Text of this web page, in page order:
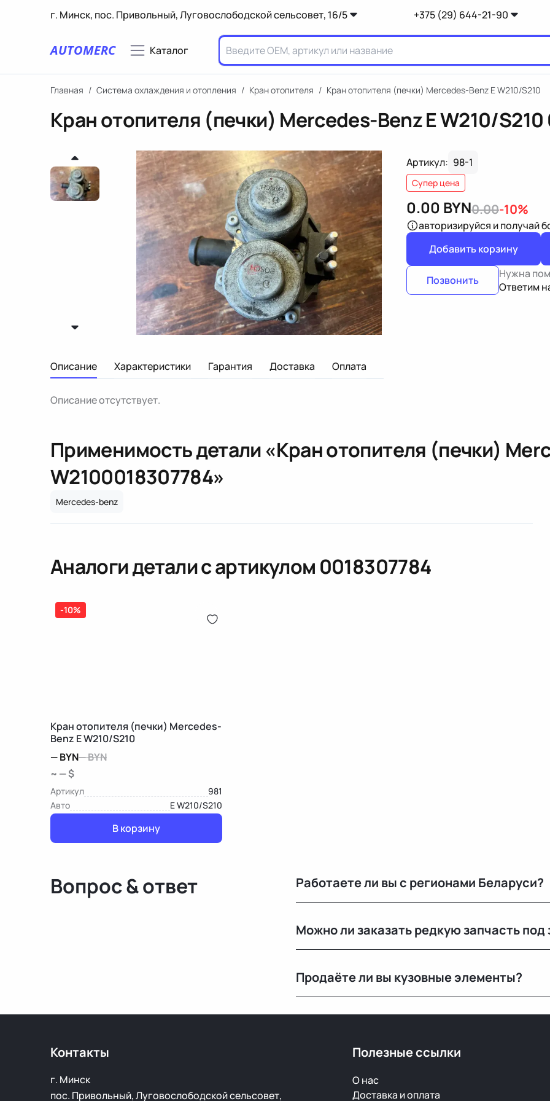
г. Минск, пос. Привольный, Луговослободской сельсовет, 16/5 +375 (29) 644-21-90
AUTOMERC Каталог
Главная / Система охлаждения и отопления / Кран отопителя / Кран отопителя (печки) Mercedes-Benz E W210/S210
Кран отопителя (печки) Mercedes-Benz E W210/S210
Артикул: 98-1
Супер цена
0.00 BYN0.00-10%
авторизируйся и получай
Добавить корзину
Позвонить
Нужна
Ответим
Описание Характеристики Гарантия Доставка Оплата
Описание отсутствует.
Применимость детали «Кран отопителя (печки)
W2100018307784»
Mercedes-benz
Аналоги детали с артикулом 0018307784
-10%
Кран отопителя (печки) Mercedes-
Benz E W210/S210
—BYN—BYN
~ — $
Артикул
981
Авто
E W210/S210
В корзину
Вопрос & ответ Работаете ли вы с регионами Беларуси?
Можно ли заказать редкую запчасть под
Продаёте ли вы кузовные элементы?
Контакты
г. Минск
пос. Привольный, Луговослободской сельсовет,
Полезные ссылки
О нас
Доставка и оплата